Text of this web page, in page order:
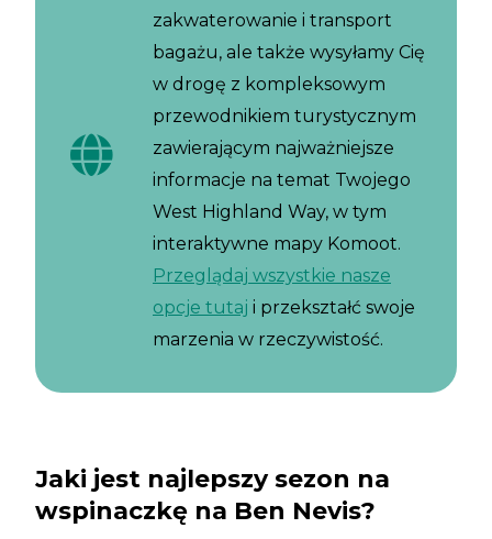
zakwaterowanie i transport
bagażu, ale także wysyłamy Cię
w drogę z kompleksowym
przewodnikiem turystycznym
zawierającym najważniejsze
informacje na temat Twojego
West Highland Way, w tym
interaktywne mapy Komoot.
Przeglądaj wszystkie nasze
opcje tutaj i przekształć swoje
marzenia w rzeczywistość.
Jaki jest najlepszy sezon na
wspinaczkę na Ben Nevis?